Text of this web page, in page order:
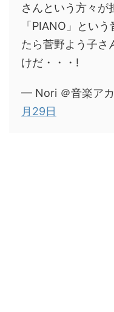
さんという方々が
「PIANO」とい
たら菅野よう子さ
けだ・・・!
— Nori ＠音楽ア
月29日